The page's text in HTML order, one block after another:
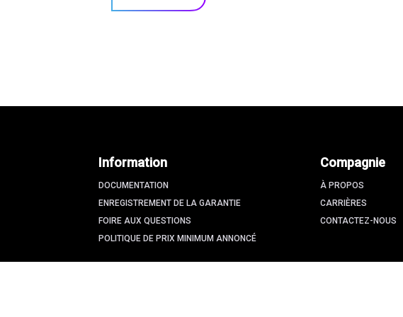
Information
DOCUMENTATION
ENREGISTREMENT DE LA GARANTIE
FOIRE AUX QUESTIONS
POLITIQUE DE PRIX MINIMUM ANNONCÉ
Compagnie
À PROPOS
CARRIÈRES
CONTACTEZ-NOUS